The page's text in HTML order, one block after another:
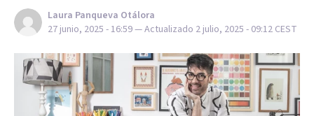
Laura Panqueva Otálora
27 junio, 2025 - 16:59— Actualizado 2 julio, 2025 - 09:12 CEST